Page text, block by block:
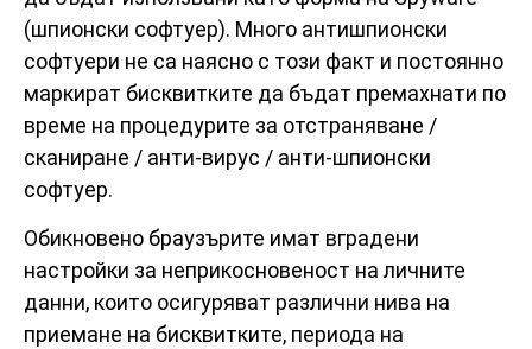
(шпионски софтуер). Много антишпионски
софтуери не са наясно с този факт и постоянно
маркират бисквитките да бъдат премахнати по
време на процедурите за отстраняване /
сканиране / анти-вирус / анти-шпионски
софтуер.
Обикновено браузърите имат вградени
настройки за неприкосновеност на личните
данни, които осигуряват различни нива на
приемане на бисквитките, периода на